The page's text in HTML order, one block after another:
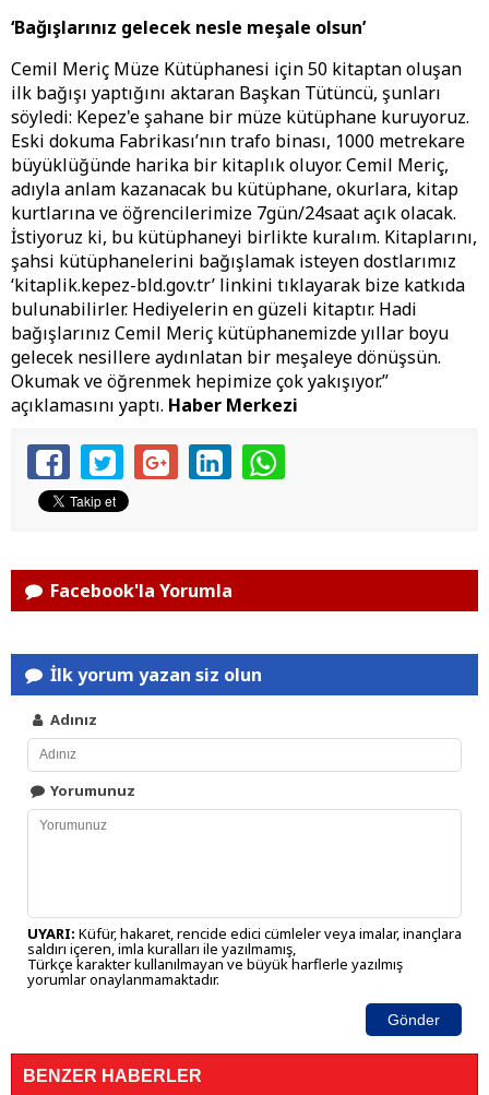
‘Bağışlarınız gelecek nesle meşale olsun’
Cemil Meriç Müze Kütüphanesi için 50 kitaptan oluşan
ilk bağışı yaptığını aktaran Başkan Tütüncü, şunları
söyledi: Kepez'e şahane bir müze kütüphane kuruyoruz.
Eski dokuma Fabrikası’nın trafo binası, 1000 metrekare
büyüklüğünde harika bir kitaplık oluyor. Cemil Meriç,
adıyla anlam kazanacak bu kütüphane, okurlara, kitap
kurtlarına ve öğrencilerimize 7gün/24saat açık olacak.
İstiyoruz ki, bu kütüphaneyi birlikte kuralım. Kitaplarını,
şahsi kütüphanelerini bağışlamak isteyen dostlarımız
‘kitaplik.kepez-bld.gov.tr’ linkini tıklayarak bize katkıda
bulunabilirler. Hediyelerin en güzeli kitaptır. Hadi
bağışlarınız Cemil Meriç kütüphanemizde yıllar boyu
gelecek nesillere aydınlatan bir meşaleye dönüşsün.
Okumak ve öğrenmek hepimize çok yakışıyor.”
açıklamasını yaptı. Haber Merkezi
Facebook'la Yorumla
İlk yorum yazan siz olun
Adınız
Yorumunuz
UYARI: Küfür, hakaret, rencide edici cümleler veya imalar, inançlara
saldırı içeren, imla kuralları ile yazılmamış,
Türkçe karakter kullanılmayan ve büyük harflerle yazılmış
yorumlar onaylanmamaktadır.
Gönder
BENZER HABERLER